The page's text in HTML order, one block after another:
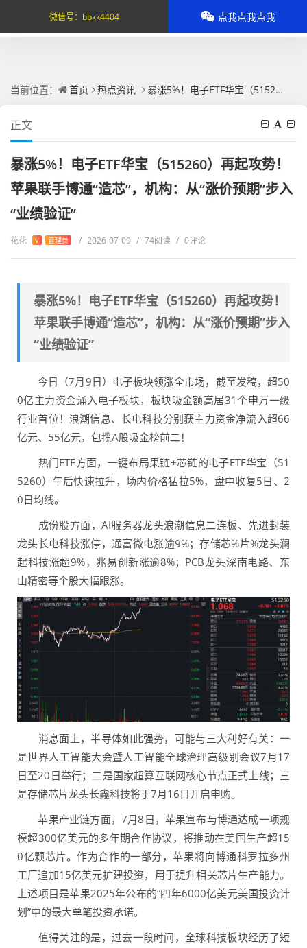
当前位置： 首页 热点资讯 暴涨5%！电子ETF华宝（515260）再起攻势！苹果联手博通“造芯”，机构：从“涨价预期”步入“业绩验证”
正文
暴涨5%！电子ETF华宝（515260）再起攻势！
苹果联手博通“造芯”，机构：从“涨价预期”步入
“业绩验证”
花花 V 管理员 / 2026-07-09 / 74阅读 / 0评论
暴涨5%！电子ETF华宝（515260）再起攻势！
苹果联手博通“造芯”，机构：从“涨价预期”步入
“业绩验证”
今日（7月9日）电子板块领涨全市场，截至发稿，超50
0亿主力资金涌入电子板块，板块吸金额高居31个申万一级
行业首位！浪潮信息、长电科技分别获主力资金净流入超66
亿元、55亿元，包揽A股吸金榜前二！
热门ETF方面，一键布局果链+芯链的电子ETF华宝（51
5260）午后快速拉升，场内价格猛拉5%，盘中收复5日、2
0日均线。
成份股方面，AI服务器龙头浪潮信息二连板、先进封装
龙头长电科技涨停，通富微电涨逾9%；存储芯%片%龙头澜
起科技涨超9%，兆易创新涨逾8%；PCB龙头深南电路、东
山精密等个股大幅跟涨。
消息面上，半导体如此强势，可能与三大利好有关：一
是世界人工智能大会暨人工智能全球治理高级别会议7月17
日至20日举行；二是国家超算互联网核心节点正式上线；三
是存储芯片龙头长鑫科技将于7月16日开启申购。
苹果产业链方面，7月8日，苹果宣布与博通达成一项规
模超300亿美元的多年期合作协议，将推动在美国生产超15
0亿颗芯片。作为合作的一部分，苹果将向博通科罗拉多州
工厂追加15亿美元扩建投资，用于提升相关芯片生产能力。
上述项目是苹果2025年公布的“四年6000亿美元美国投资计
划”中的最大单笔投资承诺。
值得关注的是，过去一段时间，全球科技板块经历了短
微信号： bbkk4404 点我点我点我